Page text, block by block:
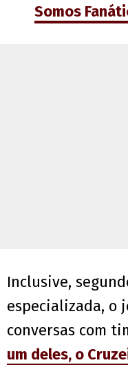
Somos
Inclusive,
especializada, o
conversas com
um deles, o